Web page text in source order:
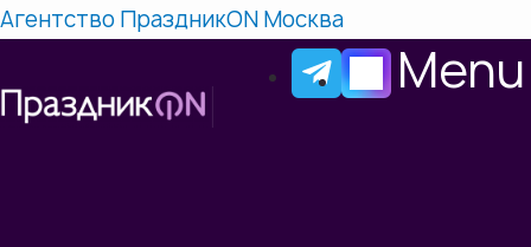
Агентство ПраздникON Москва
Menu